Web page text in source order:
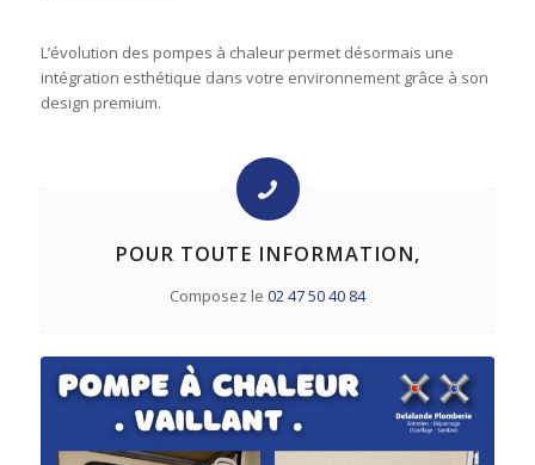
L’évolution des pompes à chaleur permet désormais une
intégration esthétique dans votre environnement grâce à son
design premium.
POUR TOUTE INFORMATION,
Composez le 02 47 50 40 84